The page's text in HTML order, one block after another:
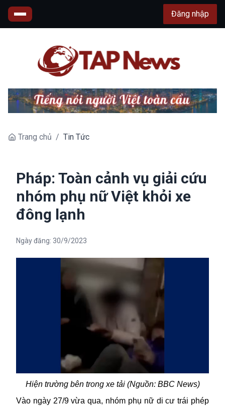
Đăng nhập
Trang chủ / Tin Tức
Pháp: Toàn cảnh vụ giải cứu
nhóm phụ nữ Việt khỏi xe
đông lạnh
Ngày đăng: 30/9/2023
Hiện trường bên trong xe tải (Nguồn: BBC News)
Vào ngày 27/9 vừa qua, nhóm phụ nữ di cư trái phép